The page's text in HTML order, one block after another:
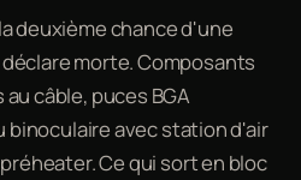
deuxième chance d'une
morte. Composants
câble, puces BGA
binoculaire avec station d'air
Ce qui sort en bloc